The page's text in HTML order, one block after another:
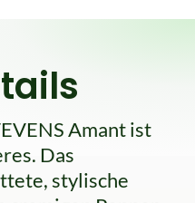
Amant ist
Das
stylische